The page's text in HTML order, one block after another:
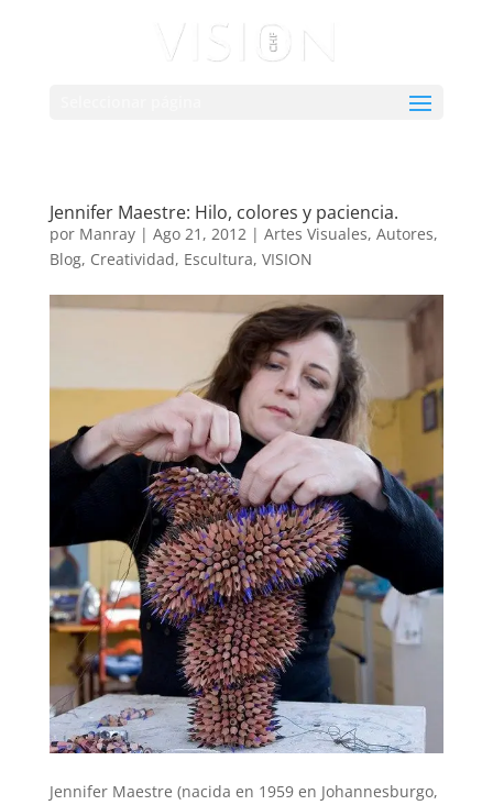
Jennifer Maestre: Hilo, colores y paciencia.
por Manray| Ago 21, 2012| Artes Visuales, Autores,
Blog, Creatividad, Escultura, VISION
Jennifer Maestre (nacida en 1959 en Johannesburgo,